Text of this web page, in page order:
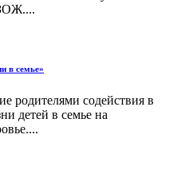
в семье»
родителями содействия в
детей в семье на